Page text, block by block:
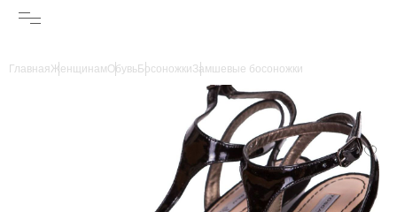
ГлавнаяЖенщинамОбувьБосоножкиЗамшевые босоножки